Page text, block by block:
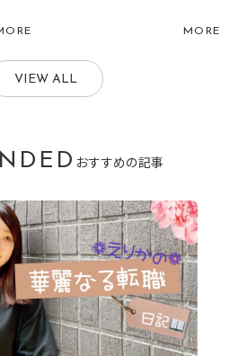
MORE
VIEW ALL
おすすめの記事